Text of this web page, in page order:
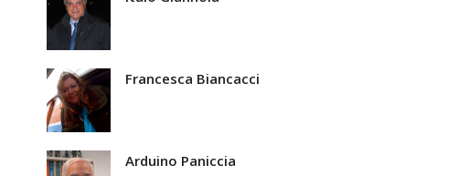
Francesca Biancacci
Arduino Paniccia